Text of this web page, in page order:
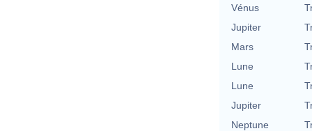
Vénus
Jupiter
Mars
Lune
Lune
Jupiter
Neptune